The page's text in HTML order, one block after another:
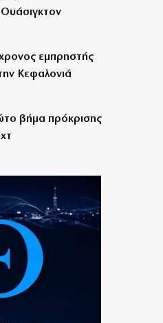
εμπρηστής
Κεφαλονιά
βήμα πρόκρισης
55χρονου